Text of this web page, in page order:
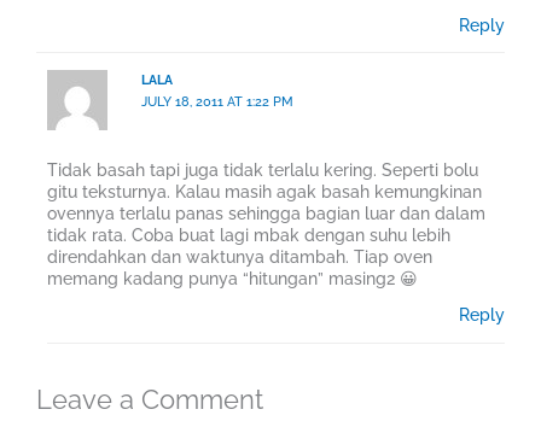
Reply
LALA
JULY 18, 2011 AT 1:22 PM
Tidak basah tapi juga tidak terlalu kering. Seperti bolu
gitu teksturnya. Kalau masih agak basah kemungkinan
ovennya terlalu panas sehingga bagian luar dan dalam
tidak rata. Coba buat lagi mbak dengan suhu lebih
direndahkan dan waktunya ditambah. Tiap oven
memang kadang punya “hitungan” masing2 😀
Reply
Leave a Comment